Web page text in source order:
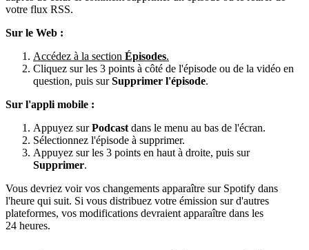
votre flux RSS.
Sur le Web :
Accédez à la section Épisodes.
Cliquez sur les 3 points à côté de l'épisode ou de la vidéo en
question, puis surSupprimer l'épisode.
Sur l'appli mobile :
Appuyez surPodcast dans le menu au bas de l'écran.
Sélectionnez l'épisode à supprimer.
Appuyez sur les 3 points en haut à droite, puis sur
Supprimer.
Vous devriez voir vos changements apparaître sur Spotify dans
l'heure qui suit. Si vous distribuez votre émission sur d'autres
plateformes, vos modifications devraient apparaître dans les
24 heures.